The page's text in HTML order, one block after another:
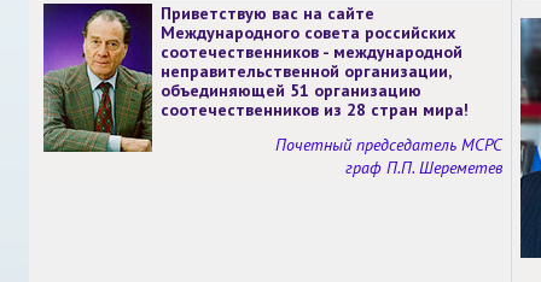
Приветствую вас на сайте
Международного совета российских
соотечественников - международной
неправительственной организации,
объединяющей 51 организацию
соотечественников из 28 стран мира!
Почетный председатель МСРС
граф П.П. Шереметев